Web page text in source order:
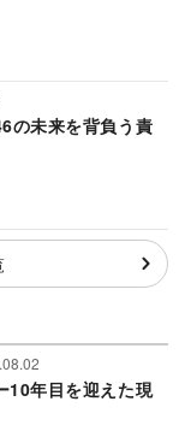
の未来を背負う責
10年目を迎えた現